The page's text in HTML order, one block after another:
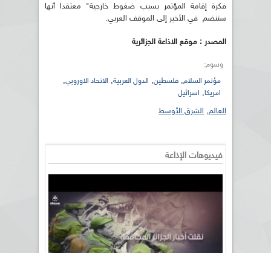
فكرة إقامة المؤتمر بسبب ضغوط خارجية" معتقدا أنها
ستنضم في الأخير إلى الموقف العربي.
المصدر : موقع الاذاعة الجزائرية
وسوم:
مؤتمر السلام, فلسطين, الدول العربية, الاتحاد الاوروبي,
امريكا, اسرائيل
العالم, الشرق الأوسط
فيديوهات الإذاعة